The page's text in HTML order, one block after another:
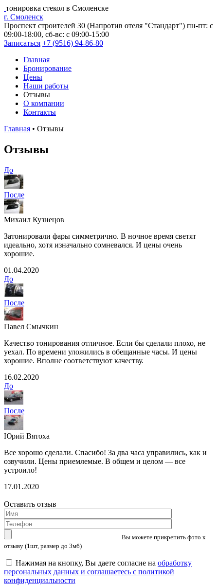
тонировка стекол в Смоленске
г. Смоленск
Проспект строителей 30 (Напротив отеля "Стандарт") пн-пт: с
09:00-18:00, сб-вс: с 09:00-15:00
Записаться +7 (9516) 94-86-80
Главная
Бронирование
Цены
Наши работы
Отзывы
О компании
Контакты
Главная • Отзывы
Отзывы
До
После
Михаил Кузнецов
Затонировали фары симметрично. В ночное время светят
идеально, хотя изначально сомневался. И цены очень
хорошие.
01.04.2020
До
После
Павел Смычкин
Качество тонирования отличное. Если бы сделали плохо, не
уехал. По времени уложились в обещанные часы. И цены
хорошие. Вполне соответствуют качеству.
16.02.2020
До
После
Юрий Вятоха
Все хорошо сделали. Спасибо! За два часа управились, как и
озвучили. Цены приемлемые. В общем и целом — все
устроило!
17.01.2020
Оставить отзыв
Вы можете прикрепить фото к
отзыву (1шт, размер до 3мб)
Нажимая на кнопку, Вы даете согласие на обработку
персональных данных и соглашаетесь с политикой
конфиденциальности